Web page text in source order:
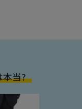
当?